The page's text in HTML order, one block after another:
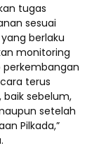
tugas
sesuai
berlaku
monitoring
perkembangan
terus
baik sebelum,
setelah
Pilkada,”